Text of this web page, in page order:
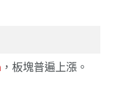
，板塊普遍上漲。